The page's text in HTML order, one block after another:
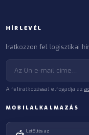
HÍRLEVÉL
Iratkozzon fel logisztikai
A feliratkozással elfogadja az
MOBILALKALMAZÁS
Letöltés az